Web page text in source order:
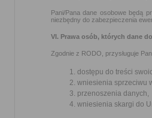
Pani/Pana dane osobowe będą
niezbędny do zabezpieczenia
VI. Prawa osób, których dane
Zgodnie z RODO, przysługuje
dostępu do treści
wniesienia sprzeciwu
przenoszenia danych,
wniesienia skargi do